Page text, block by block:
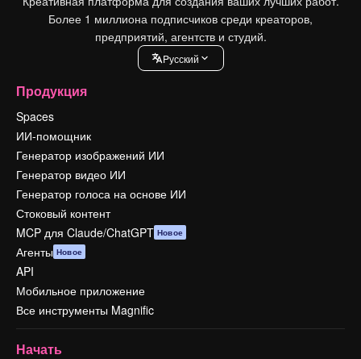
Более 1 миллиона подписчиков среди креаторов,
предприятий, агентств и студий.
Pусский
Продукция
Spaces
ИИ-помощник
Генератор изображений ИИ
Генератор видео ИИ
Генератор голоса на основе ИИ
Стоковый контент
MCP для Claude/ChatGPT Новое
Агенты Новое
API
Мобильное приложение
Все инструменты Magnific
Начать